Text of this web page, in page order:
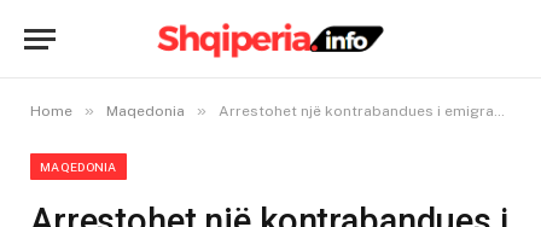
Home » Maqedonia » Arrestohet një kontrabandues i emigrantëve në Maqedoni
MAQEDONIA